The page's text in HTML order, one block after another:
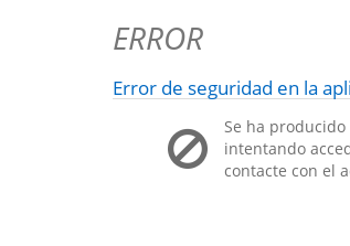
ERROR
Error de seguridad en la
Se ha
intentando
contacte con el